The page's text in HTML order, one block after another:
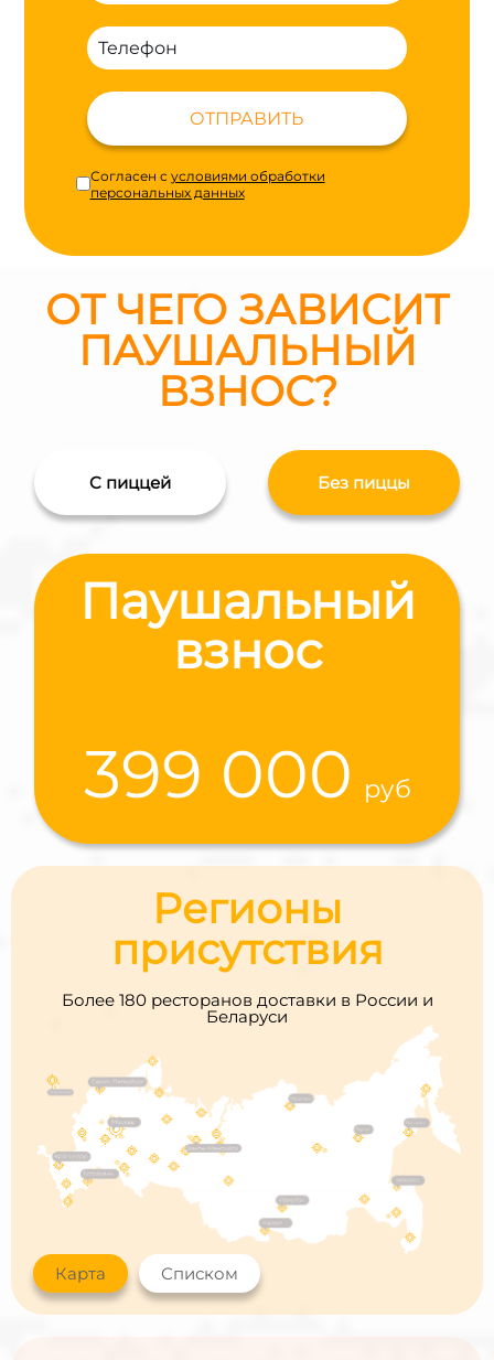
ОТПРАВИТЬ
Согласен с условиями обработки
персональных данных
ОТ ЧЕГО ЗАВИСИТ
ПАУШАЛЬНЫЙ
ВЗНОС?
C пиццей Без пиццы
Паушальный
взнос
399 000
Регионы
присутствия
Более 180 ресторанов доставки в России и
Беларуси
Карта Списком